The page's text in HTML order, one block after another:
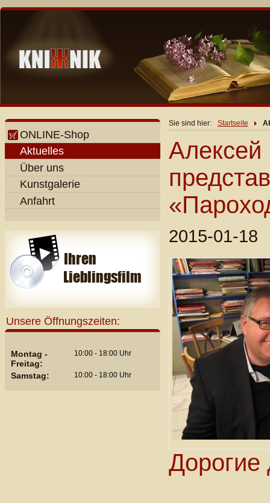
ONLINE-Shop
Aktuelles
Über uns
Kunstgalerie
Anfahrt
Unsere Öffnungszeiten:
Montag -
Freitag:
10:00 - 18:00 Uhr
Samstag: 10:00 - 18:00 Uhr
Sie sind hier: Startseite
2015-01-18
Дорогие